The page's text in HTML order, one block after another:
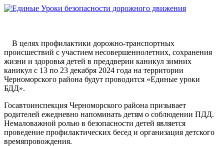
В целях профилактики дорожно-транспортных
происшествий с участием несовершеннолетних, сохранения
жизни и здоровья детей в преддверии каникул зимних
каникул с 13 по 23 декабря 2024 года на территории
Черноморского района будут проводится «Единые уроки
БДД».
Госавтоинспекция Черноморского района призывает
родителей ежедневно напоминать детям о соблюдении ПДД.
Немаловажной ролью в безопасности детей является
проведение профилактических бесед и организация детского
времяпровождения.